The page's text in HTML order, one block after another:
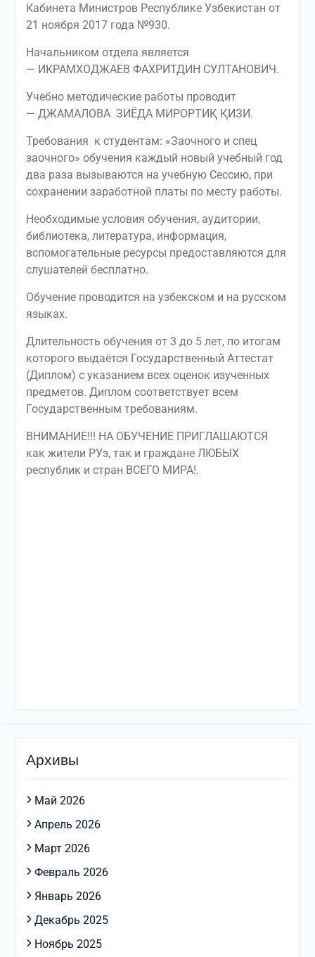
Кабинета Министров Республике Узбекистан от
21 ноября 2017 года №930.
Начальником отдела является
— ИКРАМХОДЖАЕВ ФАХРИТДИН СУЛТАНОВИЧ.
Учебно методические работы проводит
— ДЖАМАЛОВА ЗИЁДА МИРОРТИҚ ҚИЗИ.
Требования к студентам: «Заочного и спец
заочного» обучения каждый новый учебный год
два раза вызываются на учебную Сессию, при
сохранении заработной платы по месту работы.
Необходимые условия обучения, аудитории,
библиотека, литература, информация,
вспомогательные ресурсы предоставляются для
слушателей бесплатно.
Обучение проводится на узбекском и на русском
языках.
Длительность обучения от 3 до 5 лет, по итогам
которого выдаётся Государственный Аттестат
(Диплом) с указанием всех оценок изученных
предметов. Диплом соответствует всем
Государственным требованиям.
ВНИМАНИЕ!!! НА ОБУЧЕНИЕ ПРИГЛАШАЮТСЯ
как жители РУз, так и граждане ЛЮБЫХ
республик и стран ВСЕГО МИРА!.
Архивы
Май 2026
Апрель 2026
Март 2026
Февраль 2026
Январь 2026
Декабрь 2025
Ноябрь 2025